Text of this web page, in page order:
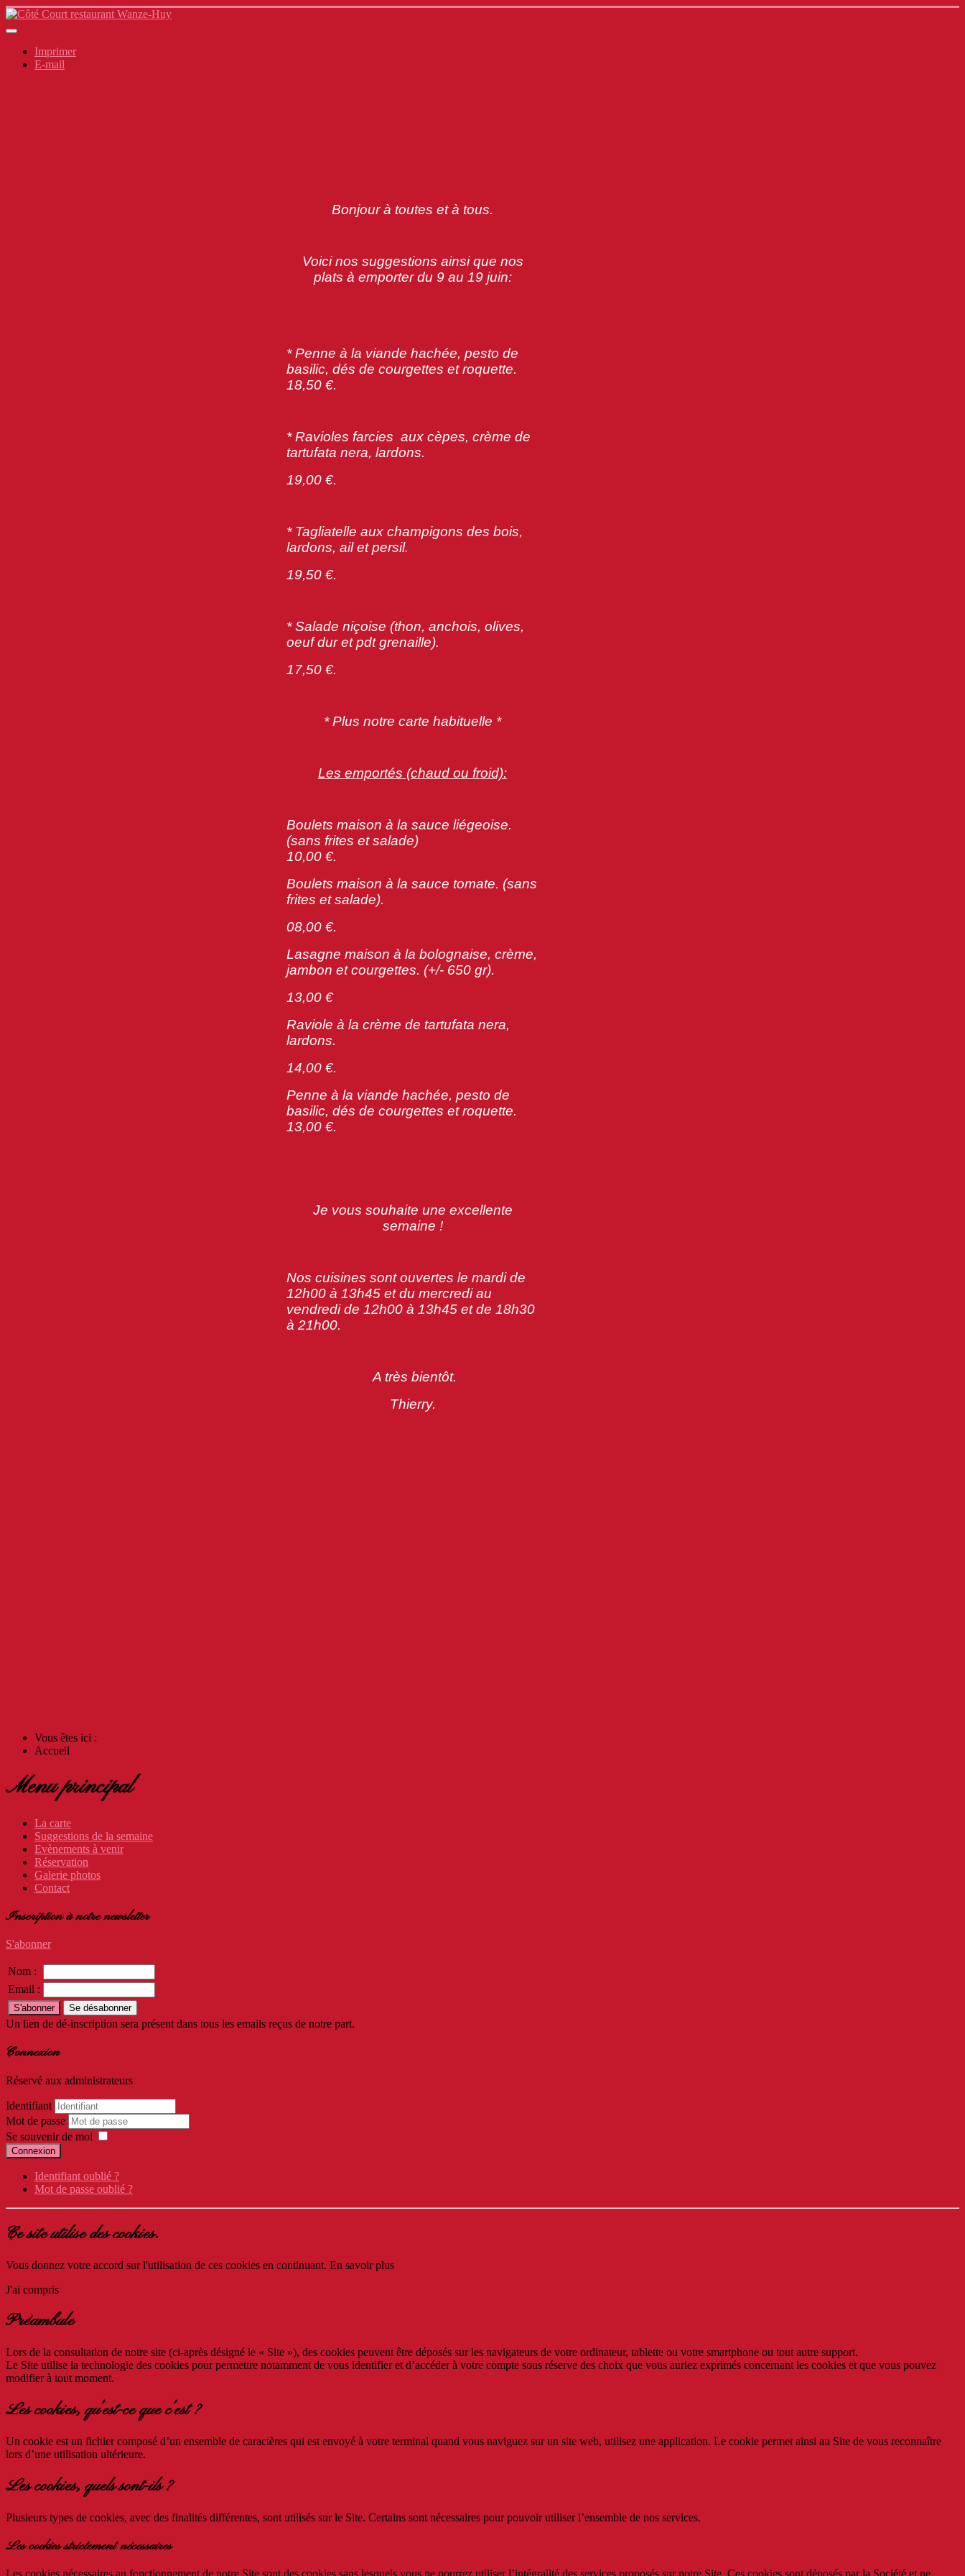
Imprimer
E-mail
Bonjour à toutes et à tous.
Voici nos suggestions ainsi que nos
plats à emporter du 9 au 19 juin:
* Penne à la viande hachée, pesto de
basilic, dés de courgettes et roquette.
18,50 €.
* Ravioles farcies aux cèpes, crème de
tartufata nera, lardons.
19,00 €.
* Tagliatelle aux champigons des bois,
lardons, ail et persil.
19,50 €.
* Salade niçoise (thon, anchois, olives,
oeuf dur et pdt grenaille).
17,50 €.
* Plus notre carte habituelle *
Les emportés (chaud ou froid):
Boulets maison à la sauce liégeoise.
(sans frites et salade)
10,00 €.
Boulets maison à la sauce tomate. (sans
frites et salade).
08,00 €.
Lasagne maison à la bolognaise, crème,
jambon et courgettes. (+/- 650 gr).
13,00 €
Raviole à la crème de tartufata nera,
lardons.
14,00 €.
Penne à la viande hachée, pesto de
basilic, dés de courgettes et roquette.
13,00 €.
Je vous souhaite une excellente
semaine !
Nos cuisines sont ouvertes le mardi de
12h00 à 13h45 et du mercredi au
vendredi de 12h00 à 13h45 et de 18h30
à 21h00.
A très bientôt.
Thierry.
Vous êtes ici :
Accueil
Menu principal
La carte
Suggestions de la semaine
Evènements à venir
Réservation
Galerie photos
Contact
Inscription à notre newsletter
S'abonner
Nom :
Email :
Un lien de dé-inscription sera présent dans tous les emails reçus de notre part.
Connexion
Réservé aux administrateurs
Identifiant
Mot de passe
Se souvenir de moi
Connexion
Identifiant oublié ?
Mot de passe oublié ?
Ce site utilise des cookies.
Vous donnez votre accord sur l'utilisation de ces cookies en continuant. En savoir plus
J'ai compris
Préambule
Lors de la consultation de notre site (ci-après désigné le « Site »), des cookies peuvent être déposés sur les navigateurs de votre ordinateur, tablette ou votre smartphone ou tout autre support.
Le Site utilise la technologie des cookies pour permettre notamment de vous identifier et d’accéder à votre compte sous réserve des choix que vous auriez exprimés concernant les cookies et que vous pouvez
modifier à tout moment.
Les cookies, qu’est-ce que c’est ?
Un cookie est un fichier composé d’un ensemble de caractères qui est envoyé à votre terminal quand vous naviguez sur un site web, utilisez une application. Le cookie permet ainsi au Site de vous reconnaître
lors d’une utilisation ultérieure.
Les cookies, quels sont-ils ?
Plusieurs types de cookies, avec des finalités différentes, sont utilisés sur le Site. Certains sont nécessaires pour pouvoir utiliser l’ensemble de nos services.
Les cookies strictement nécessaires